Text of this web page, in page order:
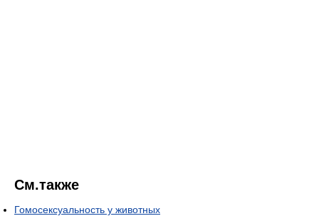
См.также
Гомосексуальность у животных